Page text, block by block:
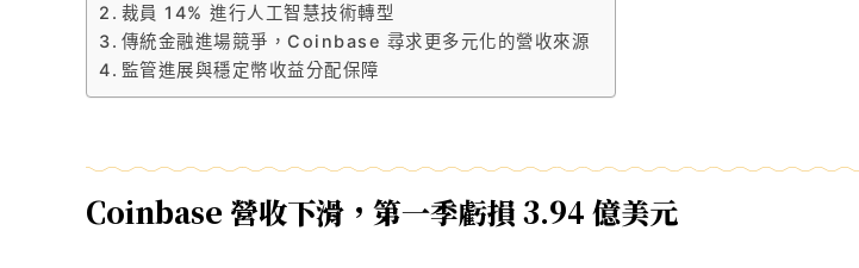
裁員 14% 進行人工智慧技術轉型
傳統金融進場競爭，Coinbase 尋求更多元化的營收來源
監管進展與穩定幣收益分配保障
Coinbase 營收下滑，第一季虧損 3.94 億美元